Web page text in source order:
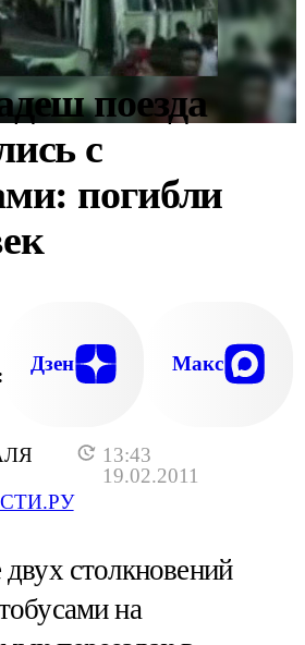
13:43
19.02.2011
поезда
с
погибли
Дзен Макс
двух столкновений
на